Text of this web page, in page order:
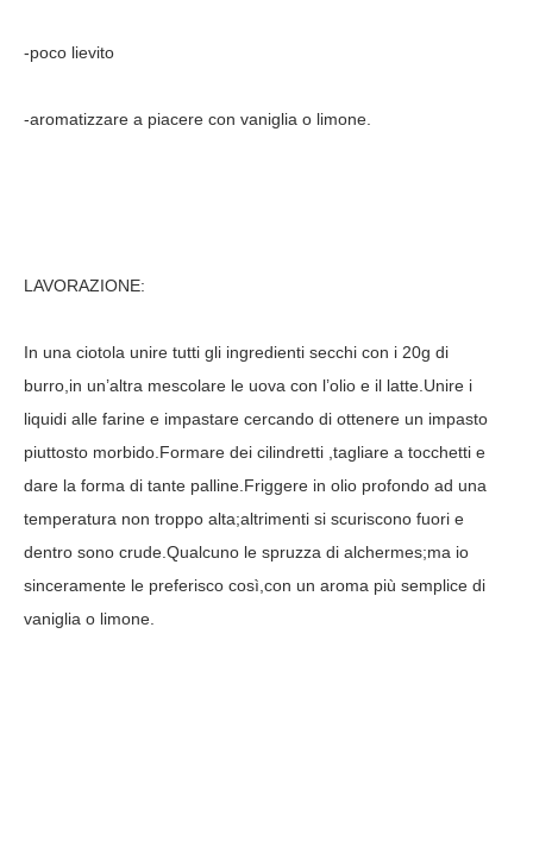
-poco lievito
-aromatizzare a piacere con vaniglia o limone.
LAVORAZIONE:
In una ciotola unire tutti gli ingredienti secchi con i 20g di
burro,in un’altra mescolare le uova con l’olio e il latte.Unire i
liquidi alle farine e impastare cercando di ottenere un impasto
piuttosto morbido.Formare dei cilindretti ,tagliare a tocchetti e
dare la forma di tante palline.Friggere in olio profondo ad una
temperatura non troppo alta;altrimenti si scuriscono fuori e
dentro sono crude.Qualcuno le spruzza di alchermes;ma io
sinceramente le preferisco così,con un aroma più semplice di
vaniglia o limone.